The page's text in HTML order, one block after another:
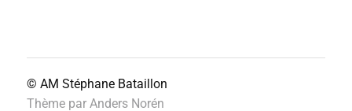
© AM Stéphane Bataillon
Thème par Anders Norén